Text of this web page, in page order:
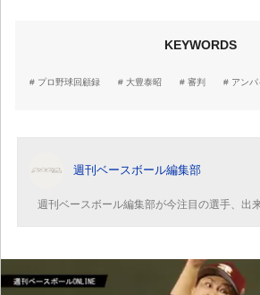
KEYWORDS
プロ野球回顧録 大豊泰昭 審判 アンパ
週刊ベースボール編集部
週刊ベースボール編集部が今注目の選手、出